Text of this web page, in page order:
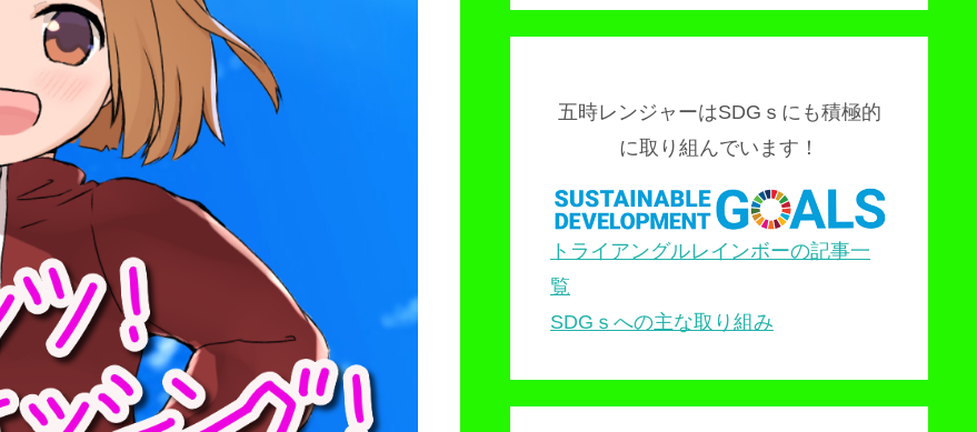
五時レンジャーはSDGｓにも積極的
に取り組んでいます！
トライアングルレインボーの記事一
覧
SDGｓへの主な取り組み